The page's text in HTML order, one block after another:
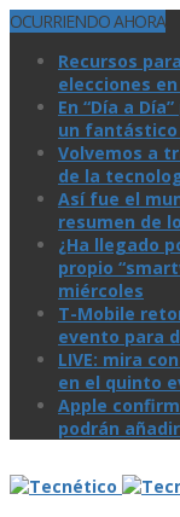
OCURRIENDO AHORA
Recursos
elecciones
En “Día a
un fantástico
Volvemos a
de la
Así­ fue el
resumen de
¿Ha llegado
propio
miércoles
T-Mobile
evento para
LIVE: mira
en el quinto
Apple
podrán